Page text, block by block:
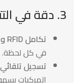
3. دقة في التتبّع والامتثال
تكامل RFID وIoT:
في كل لحظة.
تسجيل
المركبات